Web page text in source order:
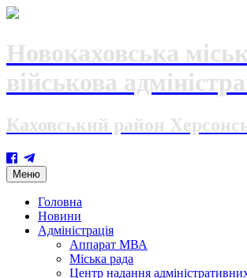
Новокаховська
військова
Каховський район
Меню Skip
to
content
Головна
Новини
Адміністрація
Аппарат МВА
Міська рада
Центр надання